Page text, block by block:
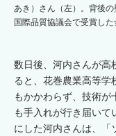
あき）さん（左）。背後
国際品質協議会で受賞した
数日後、河内さんが高
ると、花巻農業高等学
もかかわらず、技術が
も手入れが行き届いて
にした河内さんは、「